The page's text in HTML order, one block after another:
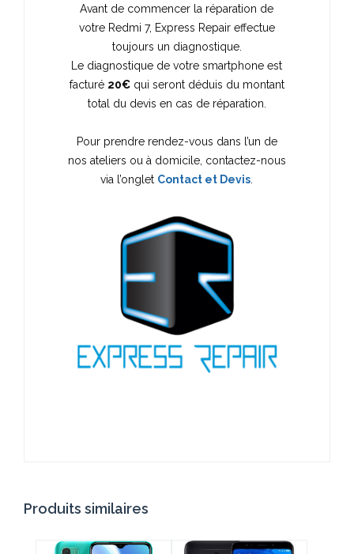
Avant de commencer la réparation de
votre Redmi 7, Express Repair effectue
toujours un diagnostique.
Le diagnostique de votre smartphone est
facturé 20€qui seront déduis du montant
total du devis en cas de réparation.
Pour prendre rendez-vous dans l’un de
nos ateliers ou à domicile, contactez-nous
via l’onglet Contact et Devis
Produits similaires